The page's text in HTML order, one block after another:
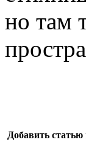
но там
Добавить статью